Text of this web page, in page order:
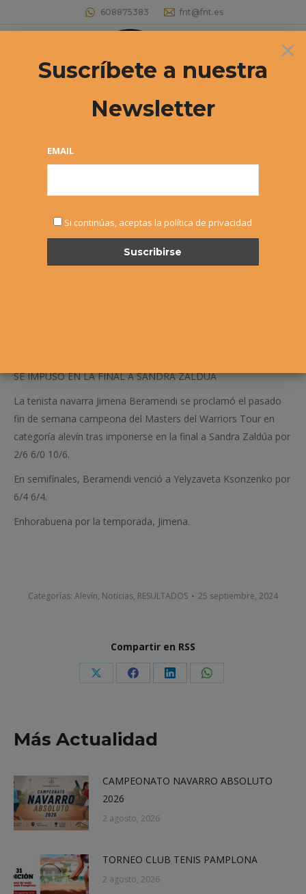
608875383 fnt@fnt.es
Buscar:
SE IMPUSO EN LA FINAL A SANDRA ZALDUA
La tenista navarra Jimena Beramendi se proclamó el pasado
fin de semana campeona del Masters del Warriors Tour en
categoría alevín tras imponerse en la final a Sandra Zaldúa por
2/6 6/0 10/6.
En semifinales, Beramendi venció a Yelyzaveta Ksonzenko por
6/4 6/4.
Enhorabuena por la temporada, Jimena.
Categorías: Alevín, Noticias, RESULTADOS 25 septiembre, 2024
Compartir en RSS
Share Share Share Share
Más Actualidad
CAMPEONATO NAVARRO ABSOLUTO
2026
2 agosto, 2026
TORNEO CLUB TENIS PAMPLONA
2 agosto, 2026
×
Suscríbete a nuestra
Newsletter
EMAIL
Si continúas, aceptas la política de privacidad